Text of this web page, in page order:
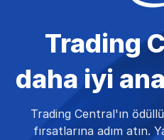
Trading
daha iyi
Trading Central'ın
fırsatlarına adım atın.